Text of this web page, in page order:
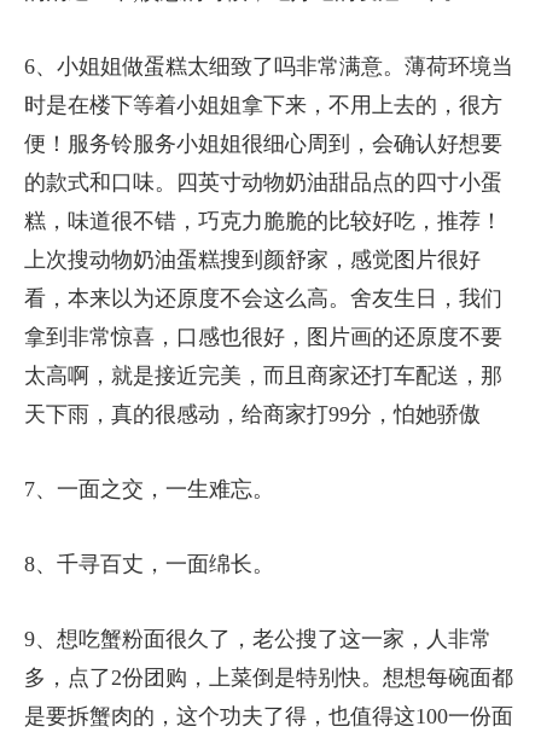
6、小姐姐做蛋糕太细致了吗非常满意。薄荷环境当
时是在楼下等着小姐姐拿下来，不用上去的，很方
便！服务铃服务小姐姐很细心周到，会确认好想要
的款式和口味。四英寸动物奶油甜品点的四寸小蛋
糕，味道很不错，巧克力脆脆的比较好吃，推荐！
上次搜动物奶油蛋糕搜到颜舒家，感觉图片很好
看，本来以为还原度不会这么高。舍友生日，我们
拿到非常惊喜，口感也很好，图片画的还原度不要
太高啊，就是接近完美，而且商家还打车配送，那
天下雨，真的很感动，给商家打99分，怕她骄傲
7、一面之交，一生难忘。
8、千寻百丈，一面绵长。
9、想吃蟹粉面很久了，老公搜了这一家，人非常
多，点了2份团购，上菜倒是特别快。想想每碗面都
是要拆蟹肉的，这个功夫了得，也值得这100一份面